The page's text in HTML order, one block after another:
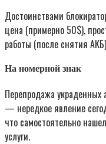
Достоинствами
цена (примерно 50$),
работы (после снятия
На номерной знак
Перепродажа украденных
— нередкое явление
что самостоятельно
услуги.